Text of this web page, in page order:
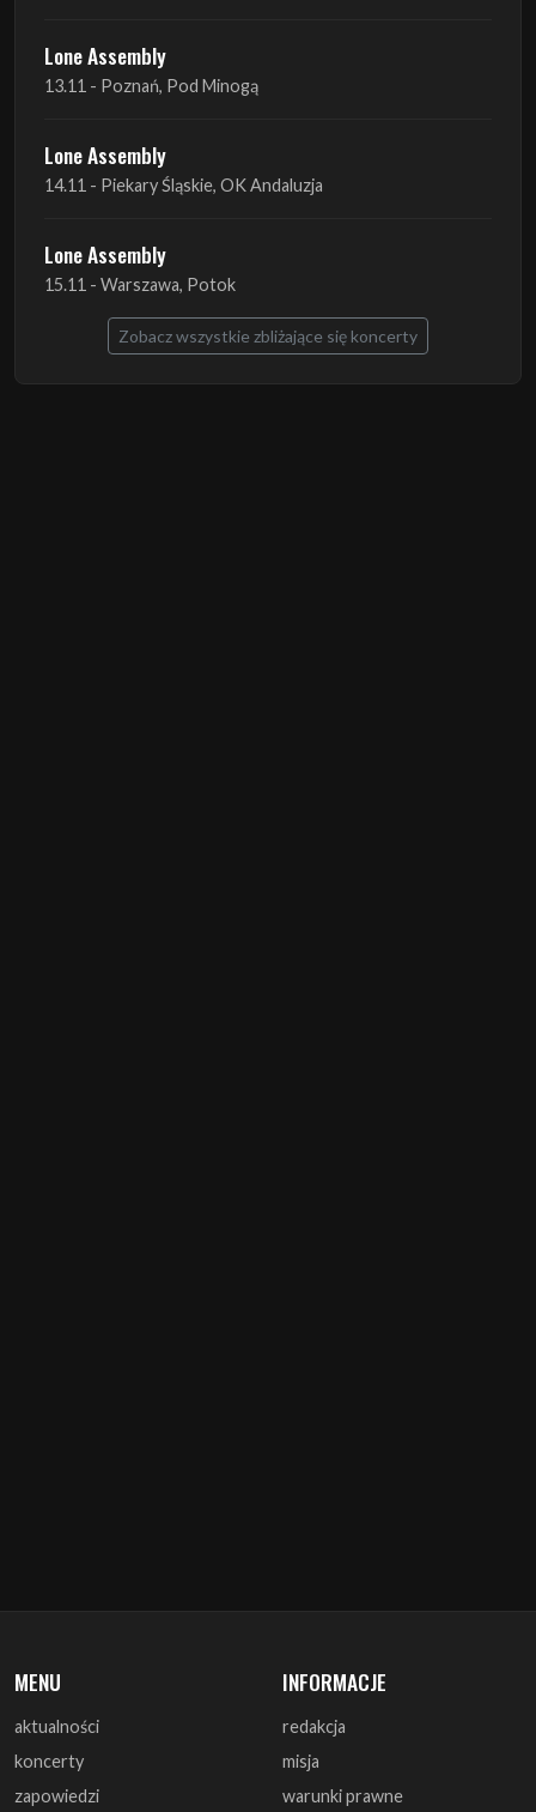
Lone Assembly
14.11 - Piekary Śląskie, OK Andaluzja
Lone Assembly
15.11 - Warszawa, Potok
aktualności
zapowiedzi
recenzje
zagrali
monografie
redakcja
warunki prawne
polityka cookies
reklama
współpraca